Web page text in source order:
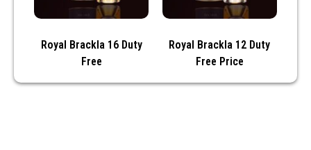
Royal Brackla 16 Duty
Free
Royal Brackla 12 Duty
Free Price